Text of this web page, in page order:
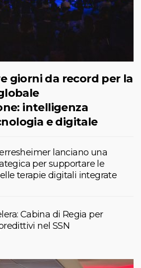
giorni da record per la
intelligenza
e digitale
lanciano una
per supportare le
terapie digitali integrate
Cabina di Regia per
nel SSN